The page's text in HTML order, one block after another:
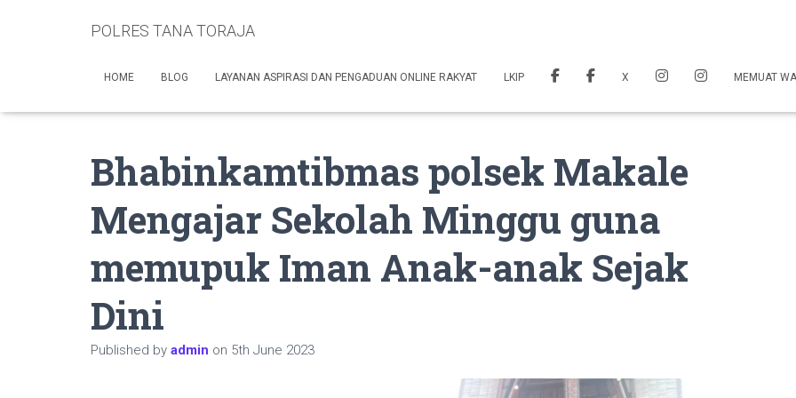
POLRES TANA TORAJA
HOME BLOG LAYANAN ASPIRASI DAN PENGADUAN ONLINE RAKYAT LKIP X MEMUAT
Bhabinkamtibmas polsek Makale
Mengajar Sekolah Minggu guna
memupuk Iman Anak-anak Sejak
Dini
Published by admin on 5th June 2023